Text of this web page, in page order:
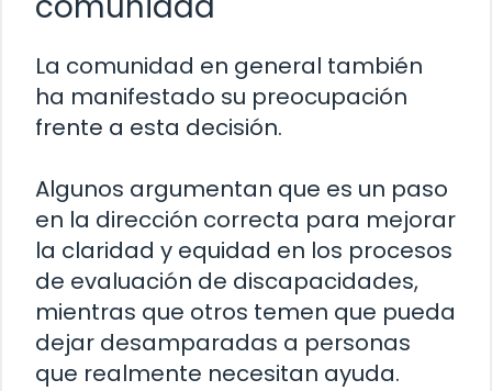
La comunidad en general también
ha manifestado su preocupación
frente a esta decisión.
Algunos argumentan que es un paso
en la dirección correcta para mejorar
la claridad y equidad en los procesos
de evaluación de discapacidades,
mientras que otros temen que pueda
dejar desamparadas a personas
que realmente necesitan ayuda.